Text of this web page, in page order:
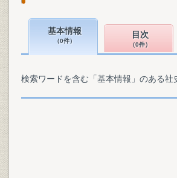
基本情報
（0件）
目次
（0件）
検索ワードを含む「基本情報」のある